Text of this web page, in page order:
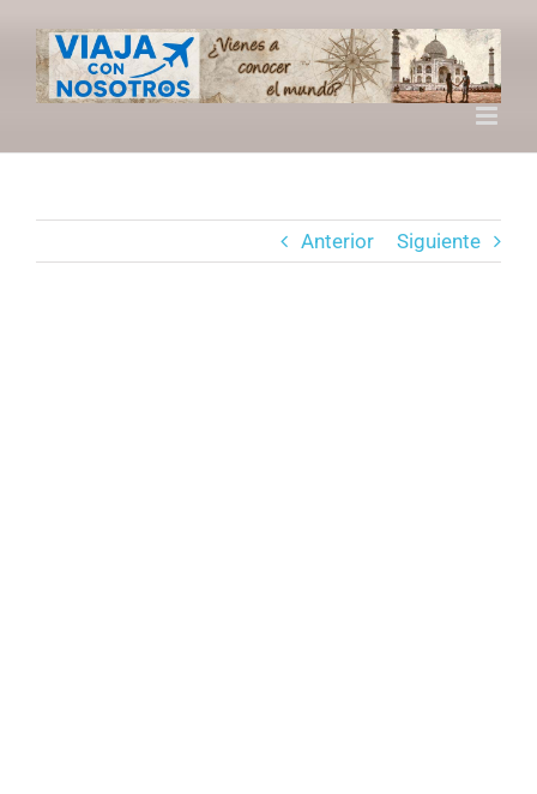
contenido
Anterior Siguiente